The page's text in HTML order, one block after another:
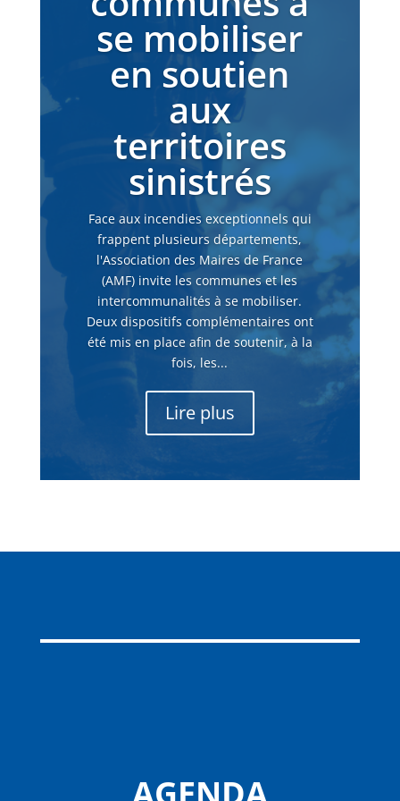
se mobiliser
en soutien
aux
territoires
sinistrés
Face aux incendies exceptionnels qui
frappent plusieurs départements,
l'Association des Maires de France
(AMF) invite les communes et les
intercommunalités à se mobiliser.
Deux dispositifs complémentaires ont
été mis en place afin de soutenir, à la
fois, les...
Lire plus